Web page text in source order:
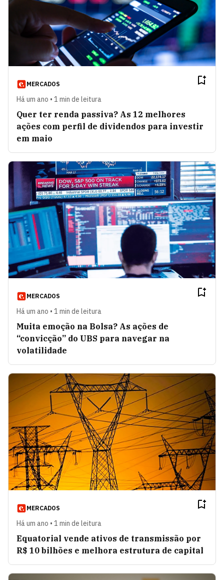
MERCADOS
Há um ano • 1 min de leitura
Quer ter renda passiva? As 12 melhores
ações com perfil de dividendos para investir
em maio
MERCADOS
Há um ano • 1 min de leitura
Muita emoção na Bolsa? As ações de
“convicção” do UBS para navegar na
volatilidade
MERCADOS
Há um ano • 1 min de leitura
Equatorial vende ativos de transmissão por
R$ 10 bilhões e melhora estrutura de capital